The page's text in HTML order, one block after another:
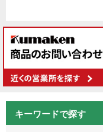
キーワードで探す